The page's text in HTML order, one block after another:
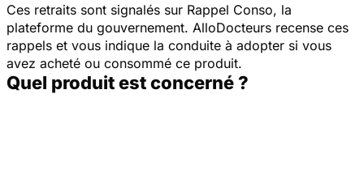
Ces retraits sont signalés sur Rappel Conso, la
plateforme du gouvernement. AlloDocteurs recense ces
rappels et vous indique la conduite à adopter si vous
avez acheté ou consommé ce produit.
Quel produit est concerné ?